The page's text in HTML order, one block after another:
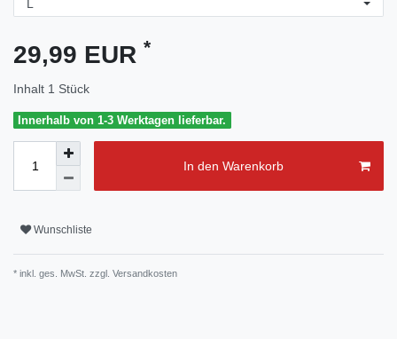
29,99 EUR *
Inhalt 1 Stück
Innerhalb von 1-3 Werktagen lieferbar.
In den Warenkorb
Wunschliste
* inkl. ges. MwSt. zzgl. Versandkosten